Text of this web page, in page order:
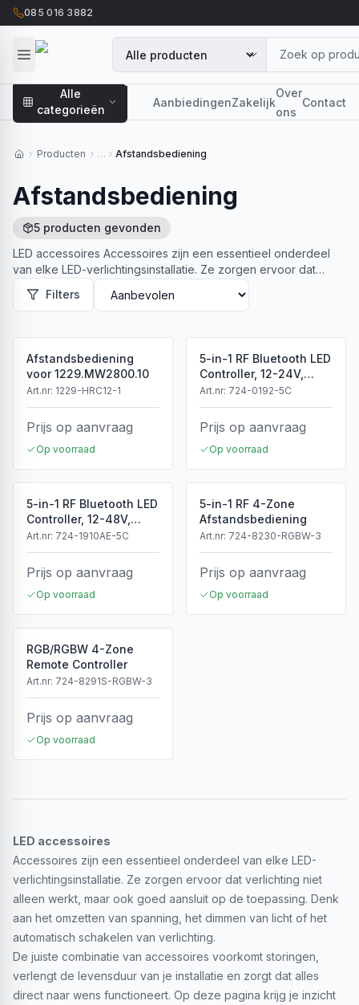
085 016 3882
Alle
categorieën
AanbiedingenZakelijk
Over
ons
Contact
Producten … Afstandsbediening
Afstandsbediening
5 producten gevonden
LED accessoires Accessoires zijn een essentieel onderdeel
van elke LED-verlichtingsinstallatie. Ze zorgen ervoor dat
verlichting niet alleen werkt, maar ook…
Lees meer
Filters
Afstandsbediening
voor 1229.MW2800.10
Art.nr: 1229-HRC12-1
Prijs op aanvraag
Op voorraad
5-in-1 RF Bluetooth LED
Controller, 12-24V,
5x4A, 240/480W
Art.nr: 724-0192-5C
Prijs op aanvraag
Op voorraad
5-in-1 RF Bluetooth LED
Controller, 12-48V,
5x8A, 960W
Art.nr: 724-1910AE-5C
Prijs op aanvraag
Op voorraad
5-in-1 RF 4-Zone
Afstandsbediening
Art.nr: 724-8230-RGBW-3
Prijs op aanvraag
Op voorraad
RGB/RGBW 4-Zone
Remote Controller
Art.nr: 724-8291S-RGBW-3
Prijs op aanvraag
Op voorraad
LED accessoires
Accessoires zijn een essentieel onderdeel van elke LED-
verlichtingsinstallatie. Ze zorgen ervoor dat verlichting niet
alleen werkt, maar ook goed aansluit op de toepassing. Denk
aan het omzetten van spanning, het dimmen van licht of het
automatisch schakelen van verlichting.
De juiste combinatie van accessoires voorkomt storingen,
verlengt de levensduur van je installatie en zorgt dat alles
direct naar wens functioneert. Op deze pagina krijg je inzicht